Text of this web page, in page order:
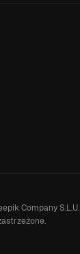
Company S.L.U.
.